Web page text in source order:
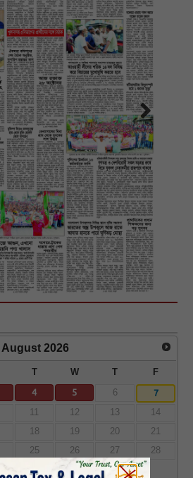
August 2026
T W T F
4 5 6
7
11 12 13
14
18 19 20
21
25 26 27
28